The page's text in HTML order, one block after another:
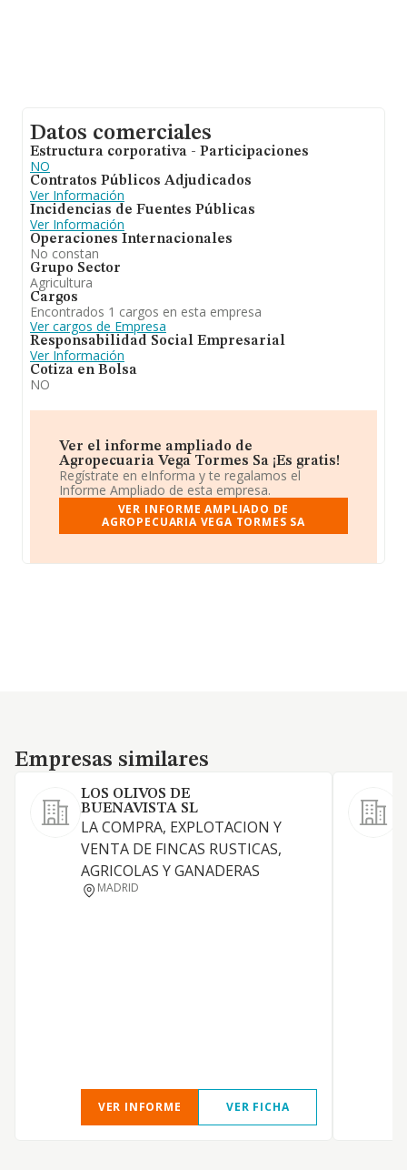
Datos comerciales
Estructura corporativa - Participaciones
NO
Contratos Públicos Adjudicados
Ver Información
Incidencias de Fuentes Públicas
Ver Información
Operaciones Internacionales
No constan
Grupo Sector
Agricultura
Cargos
Encontrados 1 cargos en esta empresa
Ver cargos de Empresa
Responsabilidad Social Empresarial
Ver Información
Cotiza en Bolsa
NO
Ver el informe ampliado de
Agropecuaria Vega Tormes Sa ¡Es gratis!
Regístrate en eInforma y te regalamos el
Informe Ampliado de esta empresa.
VER INFORME AMPLIADO DE
AGROPECUARIA VEGA TORMES SA
Empresas similares
Empresas similares
LOS OLIVOS DE
BUENAVISTA SL
LA COMPRA, EXPLOTACION Y
VENTA DE FINCAS RUSTICAS,
AGRICOLAS Y GANADERAS
MADRID
VER INFORME VER FICHA